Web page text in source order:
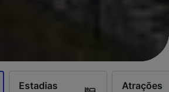
Estadias Atrações